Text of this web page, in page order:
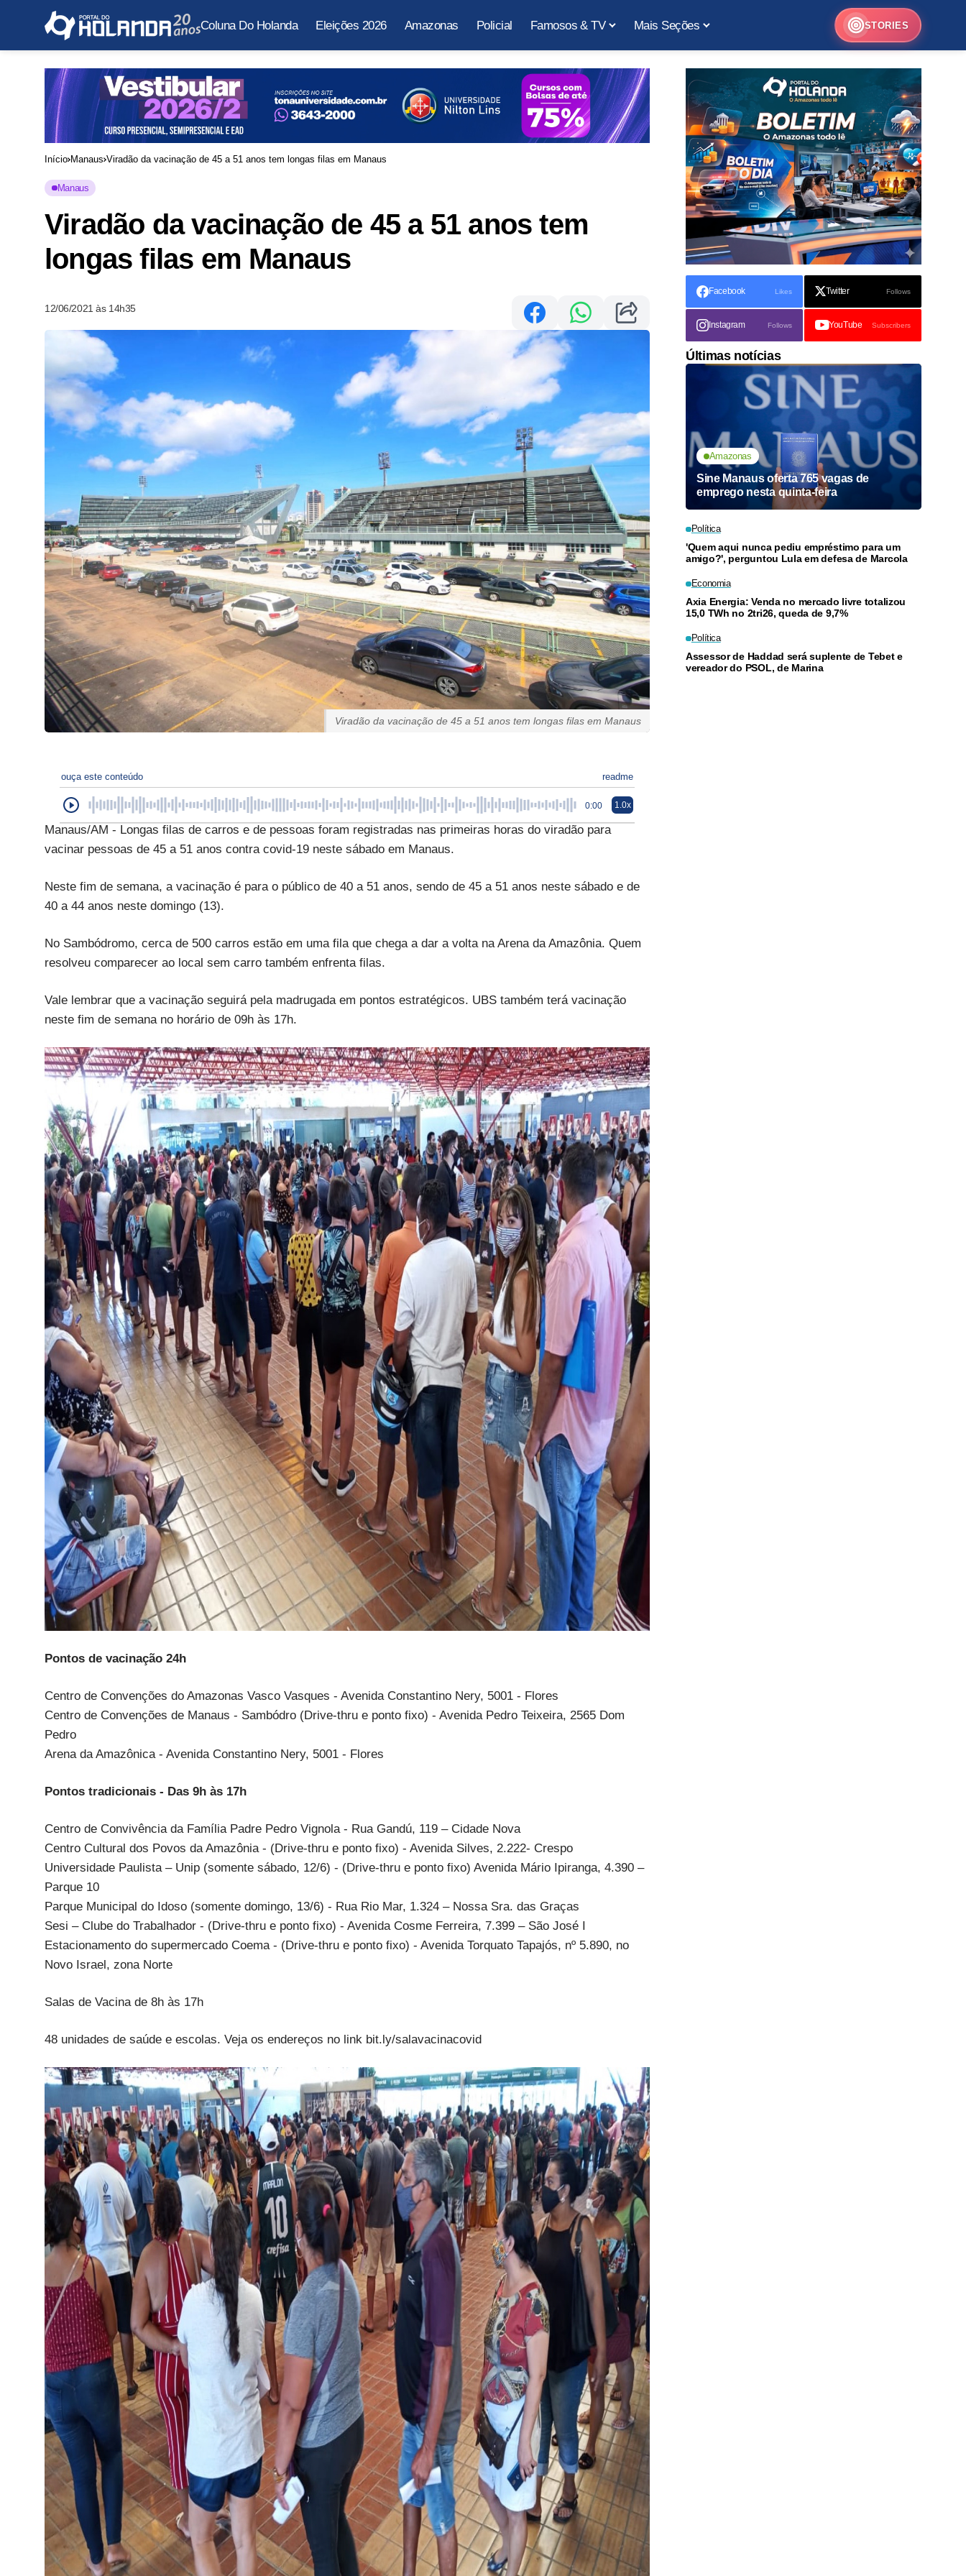
Coluna Do Holanda Eleições 2026 Amazonas Policial Famosos & TV Mais Seções STORIES
Início Manaus Viradão da vacinação de 45 a 51 anos tem longas filas em Manaus
Manaus
Viradão da vacinação de 45 a 51 anos tem
longas filas em Manaus
12/06/2021 às 14h35
Viradão da vacinação de 45 a 51 anos tem longas filas em Manaus
ouça este conteúdo readme
0:00 1.0x
Manaus/AM - Longas filas de carros e de pessoas foram registradas nas primeiras horas do viradão para
vacinar pessoas de 45 a 51 anos contra covid-19 neste sábado em Manaus.
Neste fim de semana, a vacinação é para o público de 40 a 51 anos, sendo de 45 a 51 anos neste sábado e de
40 a 44 anos neste domingo (13).
No Sambódromo, cerca de 500 carros estão em uma fila que chega a dar a volta na Arena da Amazônia. Quem
resolveu comparecer ao local sem carro também enfrenta filas.
Vale lembrar que a vacinação seguirá pela madrugada em pontos estratégicos. UBS também terá vacinação
neste fim de semana no horário de 09h às 17h.
Pontos de vacinação 24h
Centro de Convenções do Amazonas Vasco Vasques - Avenida Constantino Nery, 5001 - Flores
Centro de Convenções de Manaus - Sambódro (Drive-thru e ponto fixo) - Avenida Pedro Teixeira, 2565 Dom
Pedro
Arena da Amazônica - Avenida Constantino Nery, 5001 - Flores
Pontos tradicionais - Das 9h às 17h
Centro de Convivência da Família Padre Pedro Vignola - Rua Gandú, 119 – Cidade Nova
Centro Cultural dos Povos da Amazônia - (Drive-thru e ponto fixo) - Avenida Silves, 2.222- Crespo
Universidade Paulista – Unip (somente sábado, 12/6) - (Drive-thru e ponto fixo) Avenida Mário Ipiranga, 4.390 –
Parque 10
Parque Municipal do Idoso (somente domingo, 13/6) - Rua Rio Mar, 1.324 – Nossa Sra. das Graças
Sesi – Clube do Trabalhador - (Drive-thru e ponto fixo) - Avenida Cosme Ferreira, 7.399 – São José I
Estacionamento do supermercado Coema - (Drive-thru e ponto fixo) - Avenida Torquato Tapajós, nº 5.890, no
Novo Israel, zona Norte
Salas de Vacina de 8h às 17h
48 unidades de saúde e escolas. Veja os endereços no link bit.ly/salavacinacovid
Facebook Likes Twitter Follows
Instagram Follows YouTube Subscribers
Últimas notícias
Amazonas
Sine Manaus oferta 765 vagas de
emprego nesta quinta-feira
Política
'Quem aqui nunca pediu empréstimo para um
amigo?', perguntou Lula em defesa de Marcola
Economia
Axia Energia: Venda no mercado livre totalizou
15,0 TWh no 2tri26, queda de 9,7%
Política
Assessor de Haddad será suplente de Tebet e
vereador do PSOL, de Marina